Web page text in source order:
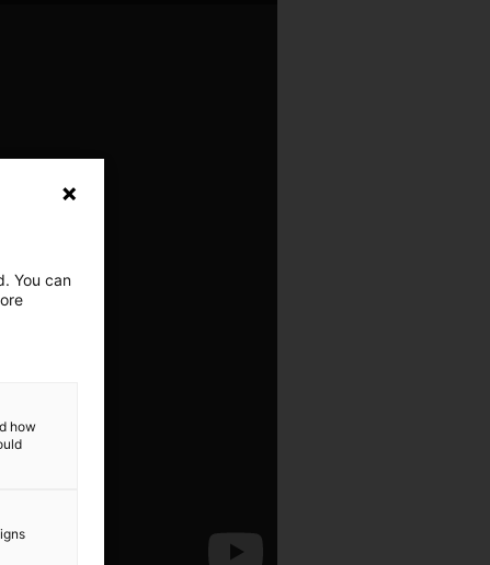
You can
how